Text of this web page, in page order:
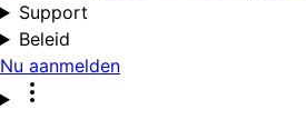
Support
Beleid
Nu aanmelden